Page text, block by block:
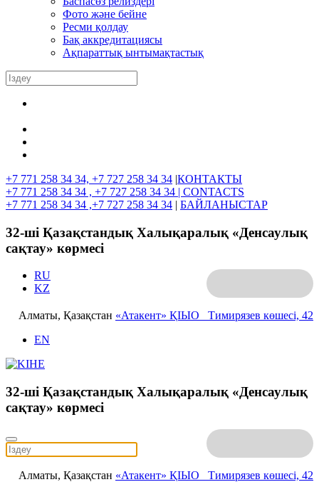
Фото және бейне
Ресми қолдау
Бақ аккредитациясы
Ақпараттық ынтымақтастық
+7 771 258 34 34, +7 727 258 34 34 |КОНТАКТЫ
+7 771 258 34 34 , +7 727 258 34 34 | CONTACTS
+7 771 258 34 34 ,+7 727 258 34 34 | БАЙЛАНЫСТАР
32-ші Қазақстандық Халықаралық «Денсаулық
сақтау» көрмесі
Алматы, Қазақстан «Атакент» ҚІЫО Тимирязев көшесі, 42
RU
KZ
EN
32-ші Қазақстандық Халықаралық «Денсаулық
сақтау» көрмесі
Алматы, Қазақстан «Атакент» ҚІЫО Тимирязев көшесі, 42